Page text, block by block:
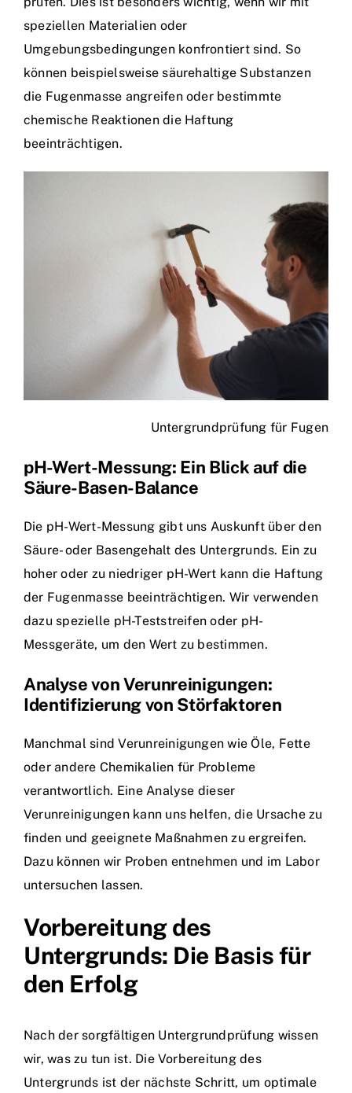
speziellen Materialien oder
Umgebungsbedingungen konfrontiert sind. So
können beispielsweise säurehaltige Substanzen
die Fugenmasse angreifen oder bestimmte
chemische Reaktionen die Haftung
beeinträchtigen.
Untergrundprüfung für Fugen
pH-Wert-Messung: Ein Blick auf die
Säure-Basen-Balance
Die pH-Wert-Messung gibt uns Auskunft über den
Säure- oder Basengehalt des Untergrunds. Ein zu
hoher oder zu niedriger pH-Wert kann die Haftung
der Fugenmasse beeinträchtigen. Wir verwenden
dazu spezielle pH-Teststreifen oder pH-
Messgeräte, um den Wert zu bestimmen.
Analyse von Verunreinigungen:
Identifizierung von Störfaktoren
Manchmal sind Verunreinigungen wie Öle, Fette
oder andere Chemikalien für Probleme
verantwortlich. Eine Analyse dieser
Verunreinigungen kann uns helfen, die Ursache zu
finden und geeignete Maßnahmen zu ergreifen.
Dazu können wir Proben entnehmen und im Labor
untersuchen lassen.
Vorbereitung des
Untergrunds: Die Basis für
den Erfolg
Nach der sorgfältigen Untergrundprüfung wissen
wir, was zu tun ist. Die Vorbereitung des
Untergrunds ist der nächste Schritt, um optimale